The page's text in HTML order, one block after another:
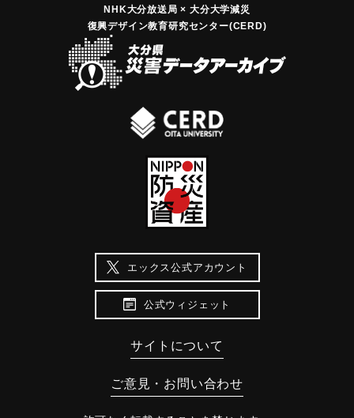
NHK大分放送局 × 大分大学減災
復興デザイン教育研究センター(CERD)
エックス公式アカウント
公式ウィジェット
サイトについて
ご意見・お問い合わせ